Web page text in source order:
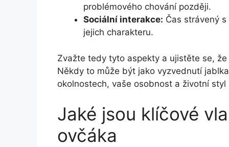
problémového chování později.
Sociální interakce: Čas strávený
jejich charakteru.
Zvažte tedy tyto aspekty a ujistěte se,
Někdy to může být jako vyzvednutí
okolnostech, vaše osobnost a životní
Jaké jsou klíčové
ovčáka